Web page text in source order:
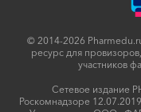
© 2014-2026
ресурс для
участников
Сетевое издание
Роскомнадзоре